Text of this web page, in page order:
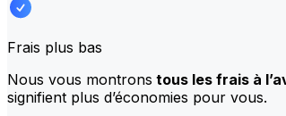
Frais plus bas
Nous vous montrons tous les frais à
signifient plus d’économies pour vous.